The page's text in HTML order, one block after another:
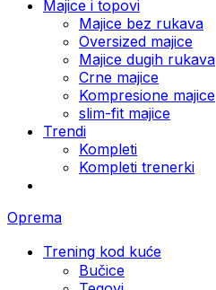
Majice i topovi
Majice bez rukava
Oversized majice
Majice dugih rukava
Crne majice
Kompresione majice
slim-fit majice
Trendi
Kompleti
Kompleti trenerki
Oprema
Trening kod kuće
Bučice